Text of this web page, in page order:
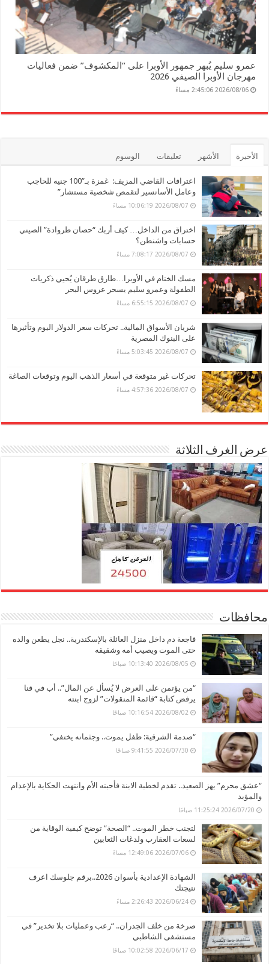
عمرو سليم يُبهر جمهور الأوبرا على “المكشوف” ضمن فعاليات
مهرجان الأوبرا الصيفي 2026
2026/08/06 2:45:06 مساءً
الأخيرة الأشهر تعليقات الوسوم
اعترافات القاضي المزيف: غمزة بـ”100 جنيه للحاجب
وعامل الأسانسير لتقمص شخصية مستشار”
2026/08/07 10:06:19 مساءً
اختراق من الداخل… كيف أربك “حصان طروادة” الصيني
حسابات واشنطن؟
2026/08/07 7:08:17 مساءً
مسك الختام في الأوبرا…طارق طرقان يُحيي ذكريات
الطفولة وعمرو سليم يسحر عروس البحر
2026/08/07 6:55:15 مساءً
شريان الأسواق المالية.. تحركات سعر الدولار اليوم وتأثيرها
على البنوك المصرية
2026/08/07 5:03:45 مساءً
تحركات غير متوقعة في أسعار الذهب اليوم وتوقعات الصاغة
2026/08/07 4:57:36 مساءً
عرض الغرف الثلاثة
محافظات
فاجعة دم داخل منزل العائلة بالإسكندرية.. نجل يطعن والده
حتى الموت ويصيب أمه وشقيقه
2026/08/05 10:13:40 صباحًا
“من يؤتمن على العرض لا يُسأل عن المال”.. أب في قنا
يرفض كتابة “قائمة المنقولات” لزوج ابنته
2026/08/02 10:16:54 صباحًا
“صدمة الشرقية: طفل يموت.. وجثمانه يختفي”
2026/07/30 9:41:55 صباحًا
“عشق محرم” يهز الصعيد.. تقدم لخطبة الابنة فأحبته الأم وانتهت الحكاية بالإعدام
والمؤبد
2026/07/20 11:25:24 صباحًا
لتجنب خطر الموت.. “الصحة” توضح كيفية الوقاية من
لسعات العقارب ولدغات الثعابين
2026/07/06 12:49:06 مساءً
الشهادة الإعدادية بأسوان 2026..برقم جلوسك اعرف
نتيجتك
2026/06/24 2:26:43 مساءً
صرخة من خلف الجدران.. “رعب وعمليات بلا تخدير” في
مستشفى الشاطبي
2026/06/17 10:02:58 صباحًا